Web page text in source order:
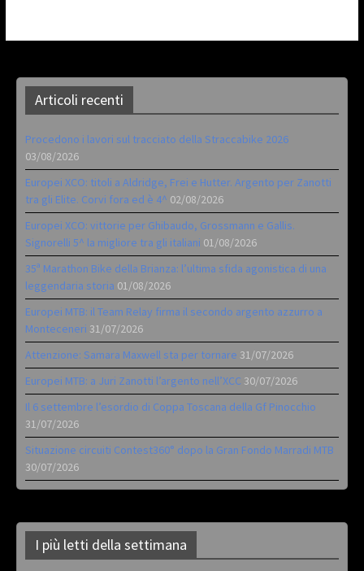
Articoli recenti
Procedono i lavori sul tracciato della Straccabike 2026
03/08/2026
Europei XCO: titoli a Aldridge, Frei e Hutter. Argento per Zanotti
tra gli Elite. Corvi fora ed è 4^ 02/08/2026
Europei XCO: vittorie per Ghibaudo, Grossmann e Gallis.
Signorelli 5^ la migliore tra gli italiani 01/08/2026
35ª Marathon Bike della Brianza: l’ultima sfida agonistica di una
leggendaria storia 01/08/2026
Europei MTB: il Team Relay firma il secondo argento azzurro a
Monteceneri 31/07/2026
Attenzione: Samara Maxwell sta per tornare 31/07/2026
Europei MTB: a Juri Zanotti l’argento nell’XCC 30/07/2026
Il 6 settembre l’esordio di Coppa Toscana della Gf Pinocchio
31/07/2026
Situazione circuiti Contest360° dopo la Gran Fondo Marradi MTB
30/07/2026
I più letti della settimana